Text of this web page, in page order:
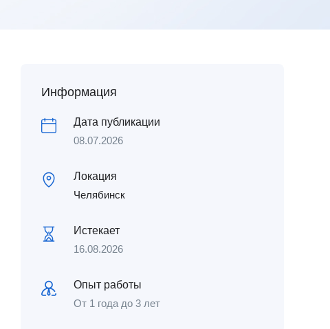
Информация
Дата публикации
08.07.2026
Локация
Челябинск
Истекает
16.08.2026
Опыт работы
От 1 года до 3 лет